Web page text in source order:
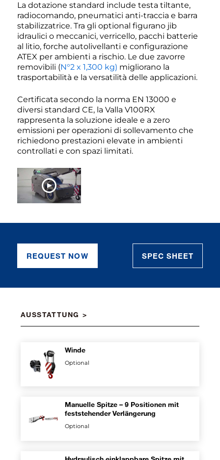
La dotazione standard include testa tiltante,
radiocomando, pneumatici anti-traccia e barra
stabilizzatrice. Tra gli optional figurano jib
idraulici o meccanici, verricello, pacchi batterie
al litio, forche autolivellanti e configurazione
ATEX per ambienti a rischio. Le due zavorre
removibili (N°2 x 1,300 kg) migliorano la
trasportabilità e la versatilità delle applicazioni.
Certificata secondo la norma EN 13000 e
diversi standard CE, la Valla V100RX
rappresenta la soluzione ideale e a zero
emissioni per operazioni di sollevamento che
richiedono prestazioni elevate in ambienti
controllati e con spazi limitati.
REQUEST NOW SPEC SHEET
AUSSTATTUNG
Winde
Optional
Manuelle Spitze – 9 Positionen mit
feststehender Verlängerung
Optional